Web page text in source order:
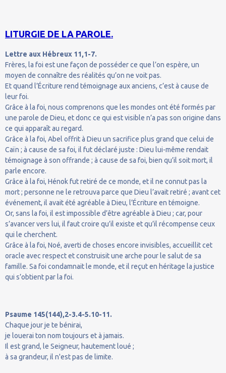
LITURGIE DE LA PAROLE.
Lettre aux Hébreux 11,1-7.
Frères, la foi est une façon de posséder ce que l’on espère, un
moyen de connaître des réalités qu’on ne voit pas.
Et quand l’Écriture rend témoignage aux anciens, c’est à cause de
leur foi.
Grâce à la foi, nous comprenons que les mondes ont été formés par
une parole de Dieu, et donc ce qui est visible n’a pas son origine dans
ce qui apparaît au regard.
Grâce à la foi, Abel offrit à Dieu un sacrifice plus grand que celui de
Caïn ; à cause de sa foi, il fut déclaré juste : Dieu lui-même rendait
témoignage à son offrande ; à cause de sa foi, bien qu’il soit mort, il
parle encore.
Grâce à la foi, Hénok fut retiré de ce monde, et il ne connut pas la
mort ; personne ne le retrouva parce que Dieu l’avait retiré ; avant cet
événement, il avait été agréable à Dieu, l’Écriture en témoigne.
Or, sans la foi, il est impossible d’être agréable à Dieu ; car, pour
s’avancer vers lui, il faut croire qu’il existe et qu’il récompense ceux
qui le cherchent.
Grâce à la foi, Noé, averti de choses encore invisibles, accueillit cet
oracle avec respect et construisit une arche pour le salut de sa
famille. Sa foi condamnait le monde, et il reçut en héritage la justice
qui s’obtient par la foi.
Psaume 145(144),2-3.4-5.10-11.
Chaque jour je te bénirai,
je louerai ton nom toujours et à jamais.
Il est grand, le Seigneur, hautement loué ;
à sa grandeur, il n'est pas de limite.